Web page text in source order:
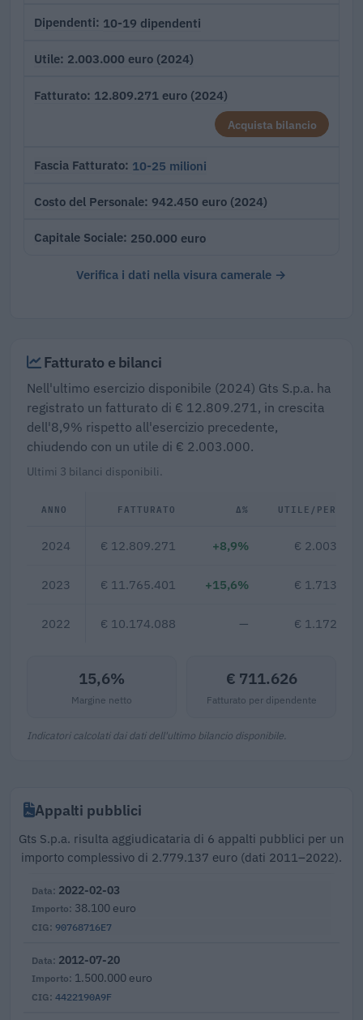
Dipendenti 10-19 dipendenti
Utile 2.003.000 euro (2024)
Fatturato 12.809.271 euro (2024)
Acquista bilancio
Fascia Fatturato 10-25 milioni
Costo del Personale 942.450 euro (2024)
Capitale Sociale 250.000 euro
Verifica i dati nella visura camerale →
Fatturato e bilanci
Nell'ultimo esercizio disponibile (2024) Gts S.p.a. ha
registrato un fatturato di € 12.809.271, in crescita
dell'8,9% rispetto all'esercizio precedente,
chiudendo con un utile di € 2.003.000.
Ultimi 3 bilanci disponibili.
ANNO FATTURATO Δ% UTILE/PERDITA
2024 € 12.809.271 +8,9% € 2.003.000
2023 € 11.765.401 +15,6% € 1.713.222
2022 € 10.174.088 — € 1.172.111
15,6%
Margine netto
€ 711.626
Fatturato per dipendente
Indicatori calcolati dai dati dell'ultimo bilancio disponibile.
Appalti pubblici
Gts S.p.a. risulta aggiudicataria di 6 appalti pubblici per un
importo complessivo di 2.779.137 euro (dati 2011–2022).
90768716E7
2022-02-03
38.100 euro
4422190A9F
2012-07-20
1.500.000 euro